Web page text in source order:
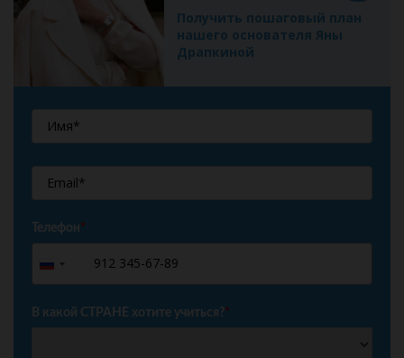
Получить пошаговый план
нашего основателя Яны
Драпкиной
Телефон*
Russia
+7
В какой СТРАНЕ хотите учиться?*